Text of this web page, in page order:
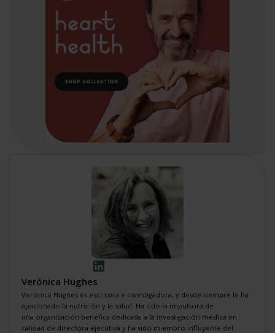
Verónica Hughes
Verónica Hughes es escritora e investigadora, y desde siempre le ha
apasionado la nutrición y la salud. Ha sido la impulsora de
una organización benéfica dedicada a la investigación médica en
calidad de directora ejecutiva y ha sido miembro influyente del